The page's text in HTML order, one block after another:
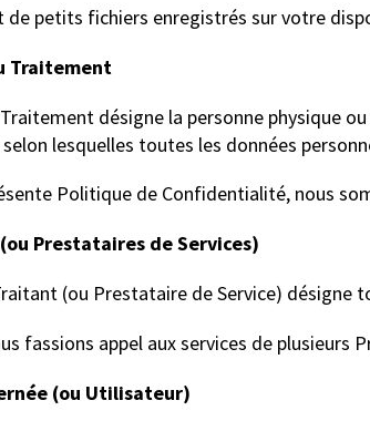
de petits fichiers enregistrés sur votre
Traitement
désigne la personne physique
lesquelles toutes les données
Politique de Confidentialité, nous
Prestataires de Services)
(ou Prestataire de Service) désigne
fassions appel aux services de
(ou Utilisateur)